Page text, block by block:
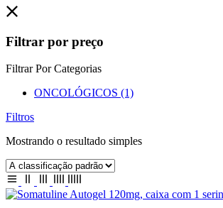
Filtrar por preço
Filtrar Por Categorias
ONCOLÓGICOS (1)
Filtros
Mostrando o resultado simples